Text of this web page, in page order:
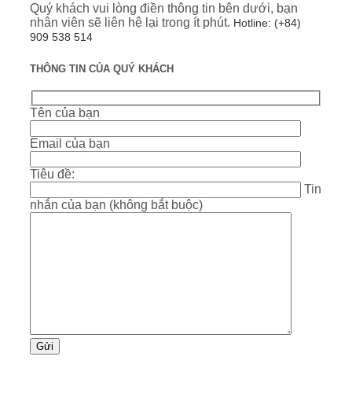
Quý khách vui lòng điền thông tin bên dưới, bạn
nhân viên sẽ liên hệ lại trong ít phút. Hotline: (+84)
909 538 514
THÔNG TIN CỦA QUÝ KHÁCH
Tên của bạn
Email của bạn
Tiêu đề:
Tin
nhắn của bạn (không bắt buộc)